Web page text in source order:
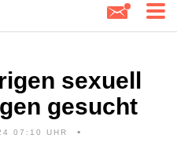
sexuell
gesucht
07:10 UHR